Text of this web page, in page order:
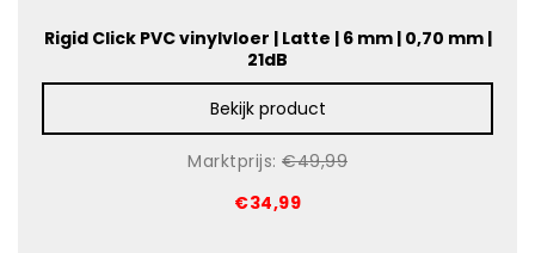
Rigid Click PVC vinylvloer | Latte | 6 mm | 0,70 mm |
21dB
Bekijk product
Marktprijs: €49,99
€34,99